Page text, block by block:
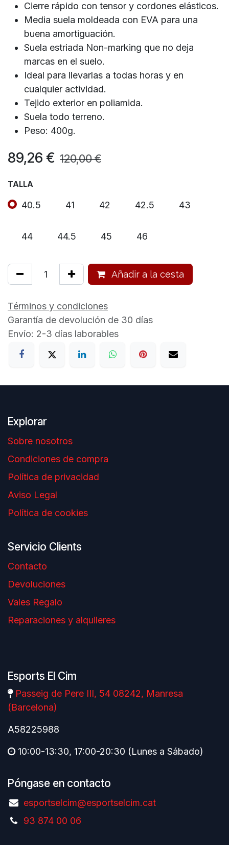
Cierre rápido con tensor y cordones elásticos.
Media suela moldeada con EVA para una
buena amortiguación.
Suela estriada Non-marking que no deja
marcas en el suelo.
Ideal para llevarlas a todas horas y en
cualquier actividad.
Tejido exterior en poliamida.
Suela todo terreno.
Peso: 400g.
89,26 € 120,00€
TALLA
40.5 41 42 42.5 43
44 44.5 45 46
Añadir a la cesta
Términos y condiciones
Garantía de devolución de 30 días
Envío: 2-3 días laborables
Explorar
Sobre nosotros
Condiciones de compra
Política de privacidad
Aviso Legal
Política de cookies
Servicio Clients
Contacto
Devoluciones
Vales Regalo
Reparaciones y alquileres
Esports El Cim
Passeig de Pere III, 54 08242, Manresa
(Barcelona)
A58225988
10:00-13:30, 17:00-20:30 (Lunes a Sábado)
Póngase en contacto
esportselcim@esportselcim.cat
93 874 00 06